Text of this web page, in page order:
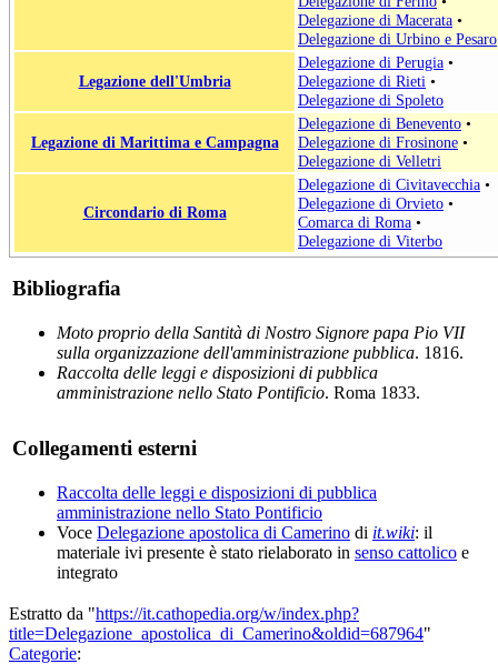
Delegazione di Macerata •
Delegazione di Urbino e Pesaro
Legazione dell'Umbria
Delegazione di Perugia •
Delegazione di Rieti •
Delegazione di Spoleto
Legazione di Marittima e Campagna
Delegazione di Benevento •
Delegazione di Frosinone •
Delegazione di Velletri
Circondario di Roma
Delegazione di Civitavecchia •
Delegazione di Orvieto •
Comarca di Roma •
Delegazione di Viterbo
Bibliografia
Moto proprio della Santità di Nostro Signore papa Pio VII
sulla organizzazione dell'amministrazione pubblica. 1816.
Raccolta delle leggi e disposizioni di pubblica
amministrazione nello Stato Pontificio. Roma 1833.
Collegamenti esterni
Raccolta delle leggi e disposizioni di pubblica
amministrazione nello Stato Pontificio
Voce Delegazione apostolica di Camerino di it.wiki: il
materiale ivi presente è stato rielaborato in senso cattolico e
integrato
Estratto da "https://it.cathopedia.org/w/index.php?
title=Delegazione_apostolica_di_Camerino&oldid=687964"
Categorie: